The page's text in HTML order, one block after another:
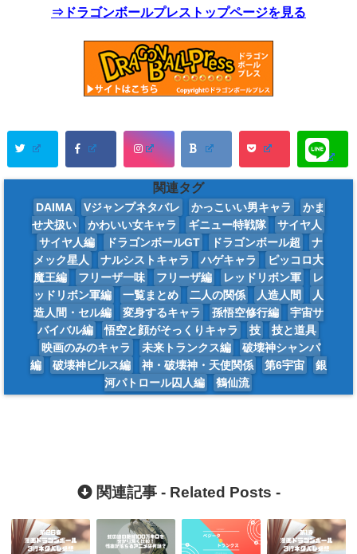
⇒ドラゴンボールプレストップページを見る
関連タグ
DAIMA Vジャンプネタバレ かっこいい男キャラ
かま
せ犬扱い
かわいい女キャラ ギニュー特戦隊
サイヤ人
サイヤ人編
ドラゴンボールGT ドラゴンボール超
ナ
メック星人
ナルシストキャラ ハゲキャラ
ピッコロ大
魔王編
フリーザ一味 フリーザ編 レッドリボン軍
レ
ッドリボン軍編
一覧まとめ 二人の関係 人造人間
人
造人間・セル編
変身するキャラ 孫悟空修行編
宇宙サ
バイバル編
悟空と顔がそっくりキャラ 技
技と道具
映画のみのキャラ
未来トランクス編
破壊神シャンパ
編
破壊神ビルス編 神・破壊神・天使関係 第6宇宙
銀
河パトロール囚人編
鶴仙流
関連記事 - Related Posts -